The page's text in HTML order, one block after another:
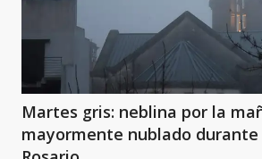
Martes gris: neblina por la
mayormente nublado